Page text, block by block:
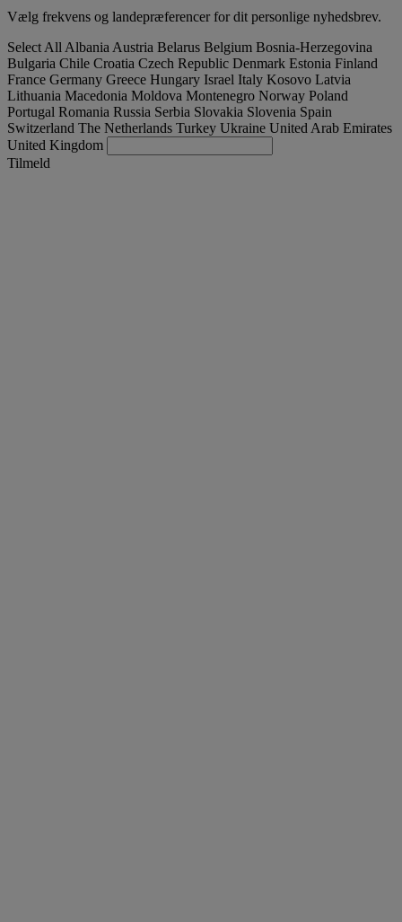
Vælg frekvens og landepræferencer for dit personlige nyhedsbrev.
Select All Albania Austria Belarus Belgium Bosnia-Herzegovina
Bulgaria Chile Croatia Czech Republic Denmark Estonia Finland
France Germany Greece Hungary Israel Italy Kosovo Latvia
Lithuania Macedonia Moldova Montenegro Norway Poland
Portugal Romania Russia Serbia Slovakia Slovenia Spain
Switzerland The Netherlands Turkey Ukraine United Arab Emirates
United Kingdom
Tilmeld